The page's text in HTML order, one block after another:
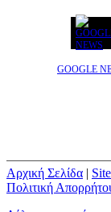
GOOGLE
Αρχική Σελίδα |
Πολιτική